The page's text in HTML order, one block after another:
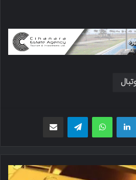
لینکدین واتس اپ